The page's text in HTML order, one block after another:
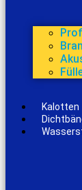
Kalotten